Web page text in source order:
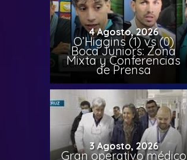
4 Agosto, 2026
O’Higgins (1) vs (0)
Boca Juniors: Zona
Mixta y Conferencias
de Prensa
3 Agosto, 2026
Gran operativo médico